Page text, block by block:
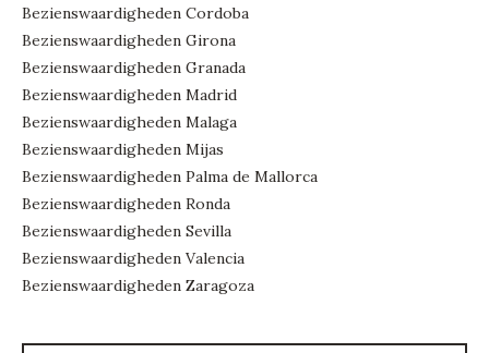
Bezienswaardigheden Cordoba
Bezienswaardigheden Girona
Bezienswaardigheden Granada
Bezienswaardigheden Madrid
Bezienswaardigheden Malaga
Bezienswaardigheden Mijas
Bezienswaardigheden Palma de Mallorca
Bezienswaardigheden Ronda
Bezienswaardigheden Sevilla
Bezienswaardigheden Valencia
Bezienswaardigheden Zaragoza